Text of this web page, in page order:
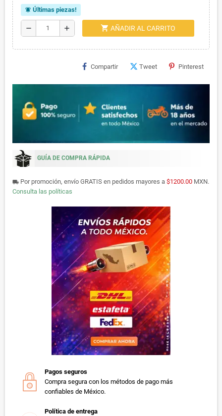
notifications_active Últimas piezas!
remove add shopping_cart AÑADIR AL CARRITO
Compartir Tweet Pinterest
GUÍA DE COMPRA RÁPIDA
local_shipping Por promoción, envío GRATIS en pedidos mayores a $1200.00 MXN.
Consulta las políticas
Pagos seguros
Compra segura con los métodos de pago más
confiables de México.
Política de entrega